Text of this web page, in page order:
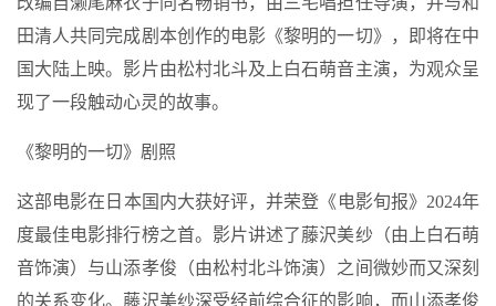
田清人共同完成剧本创作的电影《黎明的一切》，即将在中
国大陆上映。影片由松村北斗及上白石萌音主演，为观众呈
现了一段触动心灵的故事。
《黎明的一切》剧照
这部电影在日本国内大获好评，并荣登《电影旬报》2024年
度最佳电影排行榜之首。影片讲述了藤沢美纱（由上白石萌
音饰演）与山添孝俊（由松村北斗饰演）之间微妙而又深刻
的关系变化。藤沢美纱深受经前综合征的影响，而山添孝俊